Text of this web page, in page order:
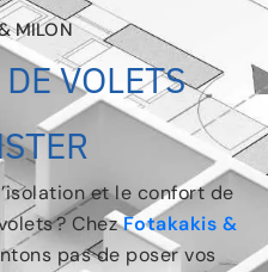
MILON
VOLETS
et le confort de
? ChezFotakakis &
pas de poser vos